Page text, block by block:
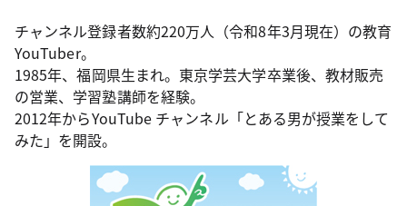
チャンネル登録者数約220万人（令和8年3月現在）の教育
YouTuber。
1985年、福岡県生まれ。東京学芸大学卒業後、教材販売
の営業、学習塾講師を経験。
2012年からYouTube チャンネル「とある男が授業をして
みた」を開設。